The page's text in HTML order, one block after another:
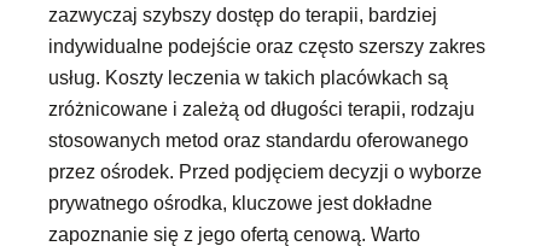
zazwyczaj szybszy dostęp do terapii, bardziej
indywidualne podejście oraz często szerszy zakres
usług. Koszty leczenia w takich placówkach są
zróżnicowane i zależą od długości terapii, rodzaju
stosowanych metod oraz standardu oferowanego
przez ośrodek. Przed podjęciem decyzji o wyborze
prywatnego ośrodka, kluczowe jest dokładne
zapoznanie się z jego ofertą cenową. Warto